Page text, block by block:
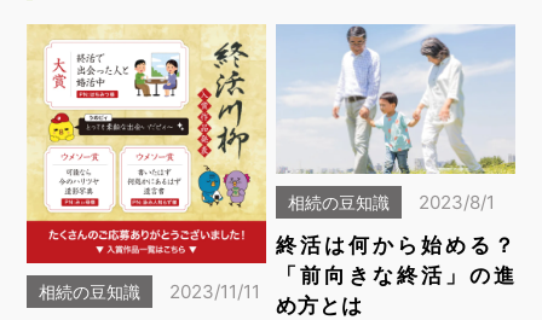
相続の豆知識 2023/11/11
相続の豆知識 2023/8/1
終活は何から始める？
「前向きな終活」の進
め方とは